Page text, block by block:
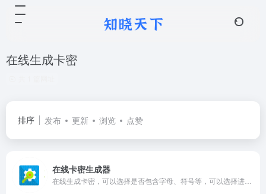
在线生成卡密
排序 发布 更新 浏览 点赞
在线卡密生成器